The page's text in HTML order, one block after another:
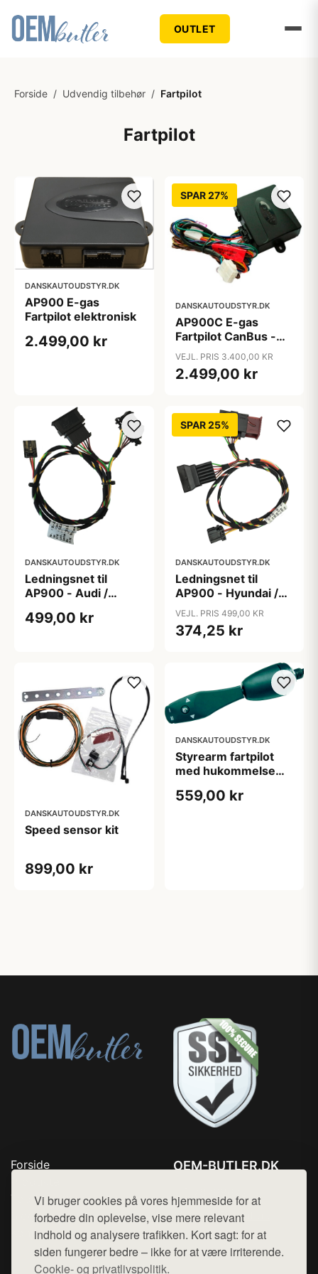
Vi bruger cookies på vores hjemmeside for at
forbedre din oplevelse, vise mere relevant
indhold og analysere trafikken. Kort sagt: for at
siden fungerer bedre – ikke for at være irriterende.
Cookie- og privatlivspolitik.
OUTLET
Forside / Udvendig tilbehør / Fartpilot
Fartpilot
DANSKAUTOUDSTYR.DK
AP900 E-gas
Fartpilot elektronisk
2.499,00 kr
SPAR 27%
DANSKAUTOUDSTYR.DK
AP900C E-gas
Fartpilot CanBus -
DEMO
VEJL. PRIS 3.400,00 KR
2.499,00 kr
DANSKAUTOUDSTYR.DK
Ledningsnet til
AP900 - Audi /
Skoda / VW
499,00 kr
SPAR 25%
DANSKAUTOUDSTYR.DK
Ledningsnet til
AP900 - Hyundai /
Kia
VEJL. PRIS 499,00 KR
374,25 kr
DANSKAUTOUDSTYR.DK
Speed sensor kit
899,00 kr
DANSKAUTOUDSTYR.DK
Styrearm fartpilot
med hukommelse
559,00 kr
Forside
Top Rabatter
Blog
Kontakt
OEM-BUTLER.DK
Mail: hej@want.dk
Cookie- og privatlivspolitik